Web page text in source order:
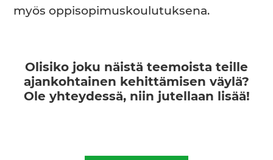
myös oppisopimuskoulutuksena.
Olisiko joku näistä teemoista teille
ajankohtainen kehittämisen väylä?
Ole yhteydessä, niin jutellaan lisää!